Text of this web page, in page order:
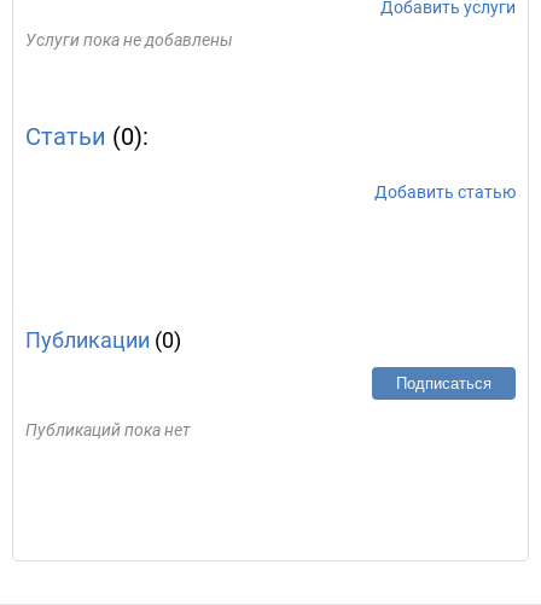
Добавить услуги
Услуги пока не добавлены
Статьи (0):
Добавить статью
Публикации (0)
Подписаться
Публикаций пока нет